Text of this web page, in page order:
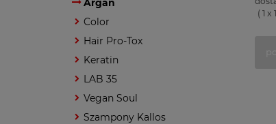
Argan
Color
Hair Pro-Tox
Keratin
LAB 35
Vegan Soul
Szampony Kallos
( 1 x